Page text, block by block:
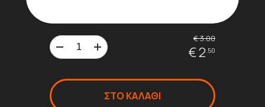
€ 3.00
€ 2.50
ΣΤΟ ΚΑΛΑΘΙ